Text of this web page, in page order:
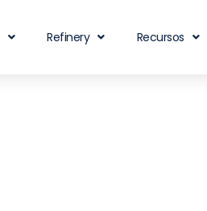
Refinery Recursos